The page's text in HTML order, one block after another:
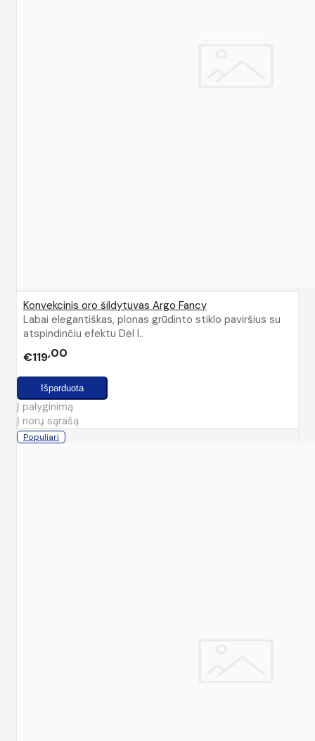
Konvekcinis oro šildytuvas Argo Fancy
Labai elegantiškas, plonas grūdinto stiklo paviršius su
atspindinčiu efektu Dėl I..
€119 00
Į palyginimą
Į norų sąrašą
Populiari